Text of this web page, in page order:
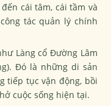
cái tâm, cái tầm và
tác quản lý chính
Làng cổ Đường Lâm
Đó là những di sản
tiếp tục vận động, bồi
cuộc sống hiện tại.